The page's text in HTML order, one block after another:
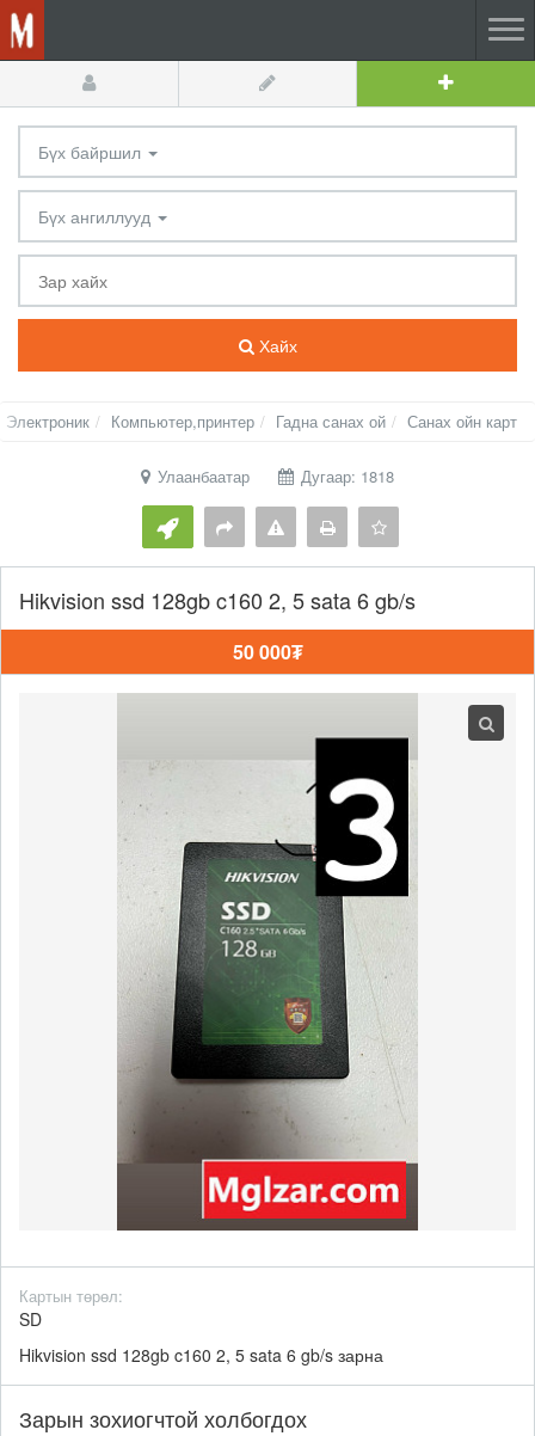
Бүх байршил
Бүх ангиллууд
Хайх
Электроник Компьютер,принтер Гадна санах ой Санах ойн карт
Улаанбаатар Дугаар: 1818
Hikvision ssd 128gb c160 2, 5 sata 6 gb/s
50 000₮
Картын төрөл:
SD
Hikvision ssd 128gb c160 2, 5 sata 6 gb/s зарна
Зарын зохиогчтой холбогдох